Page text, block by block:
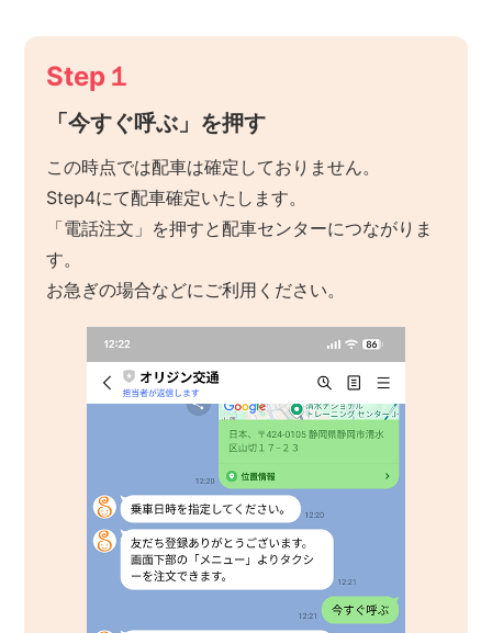
Step１
「今すぐ呼ぶ」を押す
この時点では配車は確定しておりません。
Step4にて配車確定いたします。
「電話注文」を押すと配車センターにつながりま
す。
お急ぎの場合などにご利用ください。